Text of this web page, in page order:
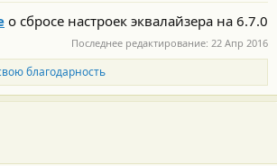
о сбросе настроек эквалайзера на 6.7.0
Последнее редактирование: 22 Апр 2016
благодарность